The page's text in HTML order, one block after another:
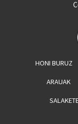
HONI BURUZ
ARAUAK